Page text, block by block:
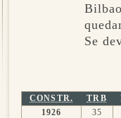
Se
CONSTR. TRB
1926
35